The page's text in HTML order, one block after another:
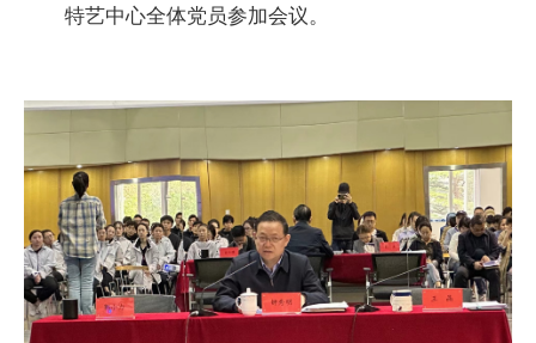
特艺中心全体党员参加会议。